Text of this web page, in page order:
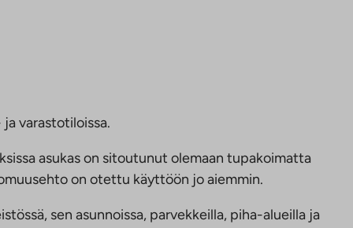
varastotiloissa.
asukas on sitoutunut olemaan tupakoimatta
on otettu käyttöön jo aiemmin.
sen asunnoissa, parvekkeilla, piha-alueilla ja